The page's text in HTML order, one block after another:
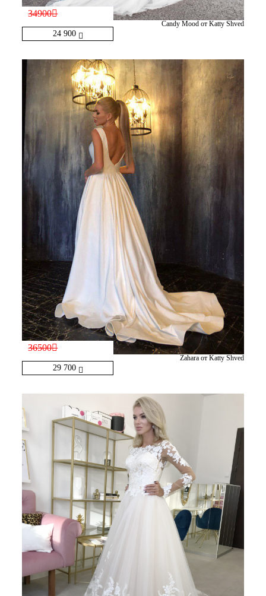
24 900
34900
Candy Mood от Katty Shved
29 700
36500
Zahara от Katty Shved